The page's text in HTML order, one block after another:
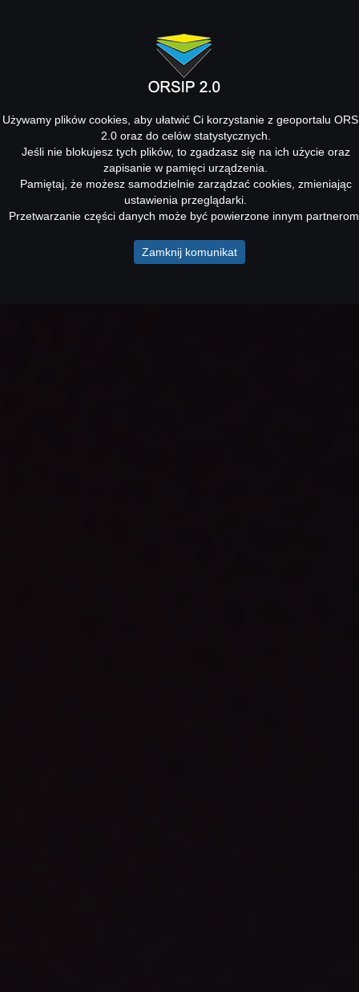
Używamy plików cookies, aby ułatwić Ci korzystanie z geoportalu
2.0 oraz do celów statystycznych.
Jeśli nie blokujesz tych plików, to zgadzasz się na ich użycie oraz
zapisanie w pamięci urządzenia.
Pamiętaj, że możesz samodzielnie zarządzać cookies, zmieniając
ustawienia przeglądarki.
Przetwarzanie części danych może być powierzone innym
Zamknij komunikat